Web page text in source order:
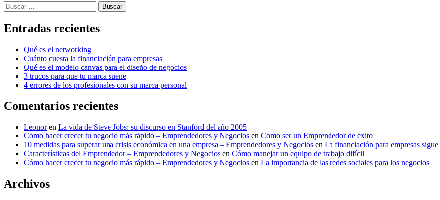
Buscar:
Entradas recientes
Qué es el networking
Cuánto cuesta la financiación para empresas
Qué es el modelo canvas para el diseño de negocios
3 trucos para que tu marca suene
4 errores de los profesionales con su marca personal
Comentarios recientes
Leonoren La vida de Steve Jobs: su discurso en Stanford del año 2005
Cómo hacer crecer tu negocio más rápido – Emprendedores y Negocios en Cómo ser un Emprendedor de éxito
10 medidas para superar una crisis económica en una empresa – Emprendedores y Negocios en La financiación para empresas sigue
Características del Emprendedor – Emprendedores y Negocios en Cómo manejar un equipo de trabajo difícil
Cómo hacer crecer tu negocio más rápido – Emprendedores y Negocios en La importancia de las redes sociales para los negocios
Archivos